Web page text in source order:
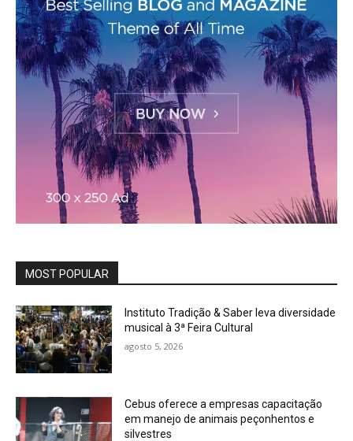
MOST POPULAR
Instituto Tradição & Saber leva diversidade
musical à 3ª Feira Cultural
agosto 5, 2026
Cebus oferece a empresas capacitação
em manejo de animais peçonhentos e
silvestres